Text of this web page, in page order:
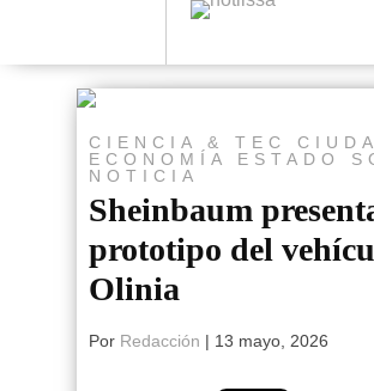
CIENCIA & TEC
ECONOMÍA
ESTADO
NOTICIA
Sheinbaum
prototipo del
Olinia
Por Redacción | 13 mayo, 2026